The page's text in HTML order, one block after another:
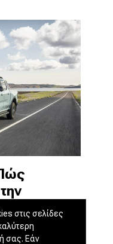
του Ford
στις σελίδες
σας. Εάν